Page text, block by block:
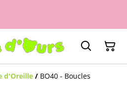
d'Oreille / BO40 - Boucles